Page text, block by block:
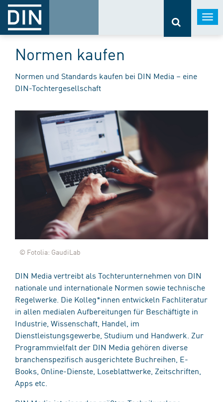
Normen kaufen
Normen und Standards kaufen bei DIN Media – eine
DIN-Tochtergesellschaft
© Fotolia: GaudiLab
DIN Media vertreibt als Tochterunternehmen von DIN
nationale und internationale Normen sowie technische
Regelwerke. Die Kolleg*innen entwickeln Fachliteratur
in allen medialen Aufbereitungen für Beschäftigte in
Industrie, Wissenschaft, Handel, im
Dienstleistungsgewerbe, Studium und Handwerk. Zur
Programmvielfalt der DIN Media gehören diverse
branchenspezifisch ausgerichtete Buchreihen, E-
Books, Online-Dienste, Loseblattwerke, Zeitschriften,
Apps etc.